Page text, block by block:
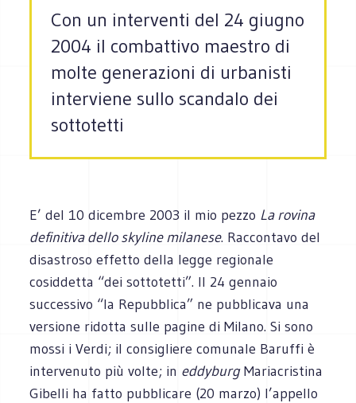
Con un interventi del 24 giugno
2004 il combattivo maestro di
molte generazioni di urbanisti
interviene sullo scandalo dei
sottotetti
E’ del 10 dicembre 2003 il mio pezzo La rovina
definitiva dello skyline milanese. Raccontavo del
disastroso effetto della legge regionale
cosiddetta “dei sottotetti”. Il 24 gennaio
successivo “la Repubblica” ne pubblicava una
versione ridotta sulle pagine di Milano. Si sono
mossi i Verdi; il consigliere comunale Baruffi è
intervenuto più volte; in eddyburgMariacristina
Gibelli ha fatto pubblicare (20 marzo) l’appello